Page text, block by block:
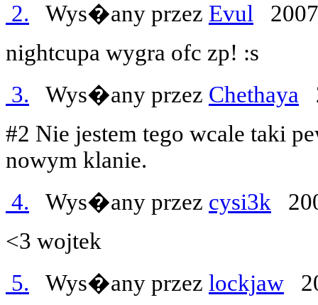
2. Wys�any przez Evul
nightcupa wygra ofc zp! :s
3. Wys�any przez Chethaya
#2 Nie jestem tego wcale taki
nowym klanie.
4. Wys�any przez cysi3k
<3 wojtek
5. Wys�any przez lockjaw